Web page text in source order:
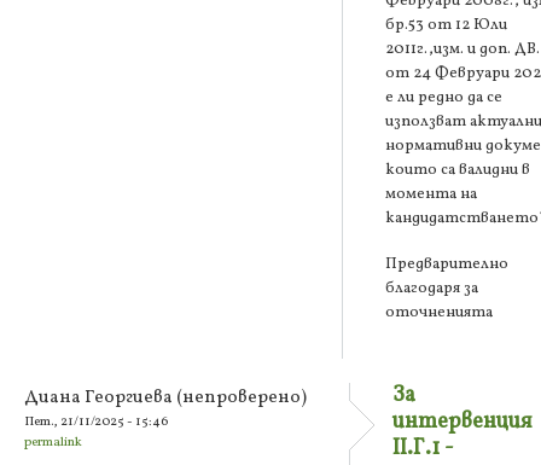
бр.53 от 12 Юли
2011г.,изм. и доп.
от 24 Февруари
е ли редно да се
използват
нормативни
които са валидни в
момента на
Предварително
благодаря за
оточненията
Диана Георгиева (непроверено)
Пет., 21/11/2025 - 15:46
permalink
За
интервенция
II.Г.1 -